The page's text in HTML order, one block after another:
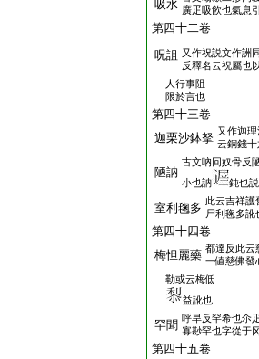
吸水 廣疋吸飮也氣息
第四十二卷
呪詛 又作祝説文作詶
反釋名云祝屬也
人行事阻
限於言也
第四十三卷
迦栗沙鉢拏 又作迦
云銅錢
陋訥
古文吶冋奴骨反
小也訥
鈍也
室利毱多 此云吉祥護
尸利毱多訛
第四十四卷
梅怛麗藥 都達反此云
一値慈佛發
勒或云梅低
益訛也
罕聞 呼旱反罕希也尒
寡尠罕也字從于
第四十五卷